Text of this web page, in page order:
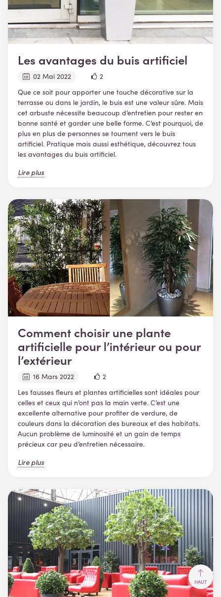
Les avantages du buis artificiel
02 Mai 2022
2
Que ce soit pour apporter une touche décorative sur la
terrasse ou dans le jardin, le buis est une valeur sûre. Mais
cet arbuste nécessite beaucoup d’entretien pour rester en
bonne santé et garder une belle forme. C’est pourquoi, de
plus en plus de personnes se tournent vers le buis
artificiel. Pratique mais aussi esthétique, découvrez tous
les avantages du buis artificiel.
Lire plus
Comment choisir une plante
artificielle pour l’intérieur ou pour
l’extérieur
16 Mars 2022
2
Les fausses fleurs et plantes artificielles sont idéales pour
celles et ceux qui n’ont pas la main verte. C’est une
excellente alternative pour profiter de verdure, de
couleurs dans la décoration des bureaux et des habitats.
Aucun problème de luminosité et un gain de temps
précieux car peu d’entretien nécessaire.
Lire plus
HAUT